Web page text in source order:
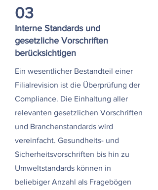
03
Interne Standards und
gesetzliche Vorschriften
berücksichtigen
Ein wesentlicher Bestandteil einer
Filialrevision ist die Überprüfung der
Compliance. Die Einhaltung aller
relevanten gesetzlichen Vorschriften
und Branchenstandards wird
vereinfacht. Gesundheits- und
Sicherheitsvorschriften bis hin zu
Umweltstandards können in
beliebiger Anzahl als Fragebögen